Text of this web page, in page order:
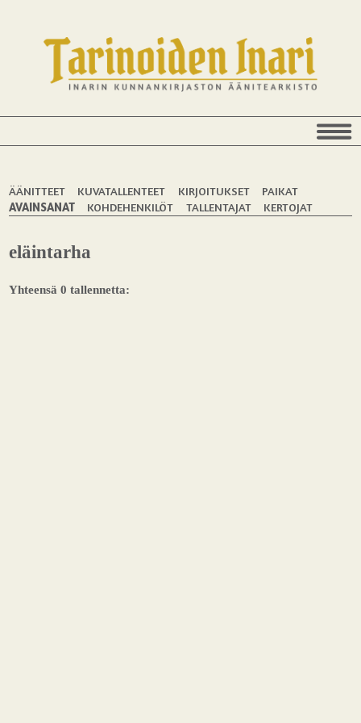
ÄÄNITTEET KUVATALLENTEET KIRJOITUKSET
PAIKAT
AVAINSANAT
KOHDEHENKILÖT TALLENTAJAT KERTOJAT
eläintarha
Yhteensä 0 tallennetta: